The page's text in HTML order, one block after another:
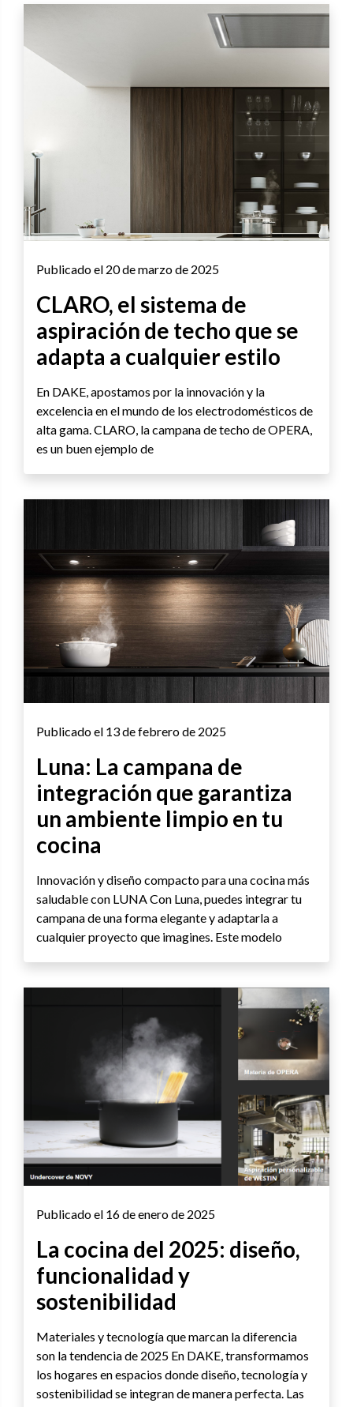
Publicado el 20 de marzo de 2025
CLARO, el sistema de
aspiración de techo que se
adapta a cualquier estilo
En DAKE, apostamos por la innovación y la
excelencia en el mundo de los electrodomésticos de
alta gama. CLARO, la campana de techo de OPERA,
es un buen ejemplo de
Publicado el 13 de febrero de 2025
Luna: La campana de
integración que garantiza
un ambiente limpio en tu
cocina
Innovación y diseño compacto para una cocina más
saludable con LUNA Con Luna, puedes integrar tu
campana de una forma elegante y adaptarla a
cualquier proyecto que imagines. Este modelo
Publicado el 16 de enero de 2025
La cocina del 2025: diseño,
funcionalidad y
sostenibilidad
Materiales y tecnología que marcan la diferencia
son la tendencia de 2025 En DAKE, transformamos
los hogares en espacios donde diseño, tecnología y
sostenibilidad se integran de manera perfecta. Las